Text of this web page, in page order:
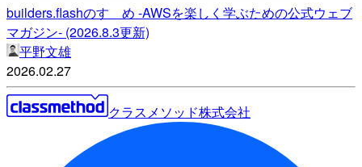
builders.flashのすゝめ -AWSを楽しく学ぶための公式ウェブ
マガジン- (2026.8.3更新)
平野文雄
2026.02.27
クラスメソッド株式会社